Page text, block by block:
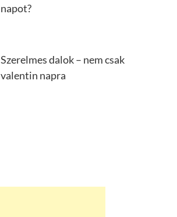
napot?
Szerelmes dalok – nem csak
valentin napra